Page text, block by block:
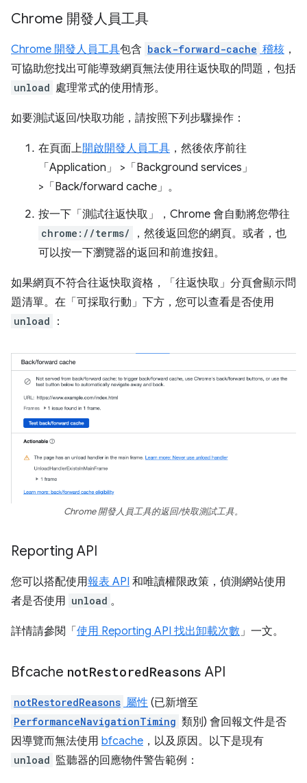
Chrome 開發人員工具
Chrome 開發人員工具包含 back-forward-cache 稽核 ，
可協助您找出可能導致網頁無法使用往返快取的問題，包括
unload 處理常式的使用情形。
如要測試返回/快取功能，請按照下列步驟操作：
在頁面上開啟開發人員工具 ，然後依序前往
「Application」
>「Background services」
>「Back/forward cache」 。
按一下「測試往返快取」
，Chrome 會自動將您帶往
chrome://terms/
，然後返回您的網頁。或者，也
可以按一下瀏覽器的返回和前進按鈕。
如果網頁不符合往返快取資格，「往返快取」 分頁會顯示問
題清單。在「可採取行動」 下方，您可以查看是否使用
unload ：
Chrome 開發人員工具的返回/快取測試工具。
Reporting API
您可以搭配使用報表 API 和唯讀權限政策，偵測網站使用
者是否使用 unload 。
詳情請參閱「 使用 Reporting API 找出卸載次數」一文。
Bfcache notRestoredReasons API
notRestoredReasons 屬性 (已新增至
PerformanceNavigationTiming 類別) 會回報文件是否
因導覽而無法使用 bfcache ，以及原因。以下是現有
unload 監聽器的回應物件警告範例：